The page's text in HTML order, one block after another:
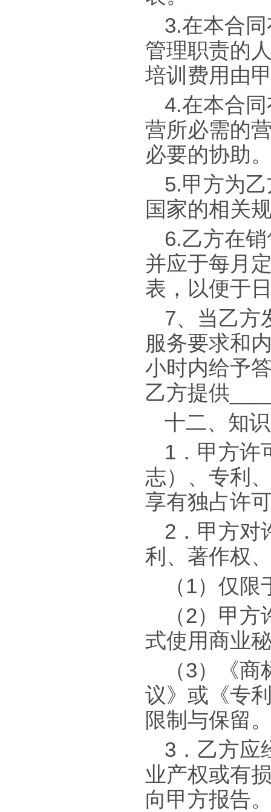
3.在本合
管理职责的
培训费用由
4.在本合
营所必需的
必要的协助
5.甲方为
国家的相关
6.乙方在
并应于每月
表，以便于
7、当乙方
服务要求和
小时内给予
乙方提供
十二、知
1．甲方许
志）、专利
享有独占许
2．甲方对
利、著作权
（1）仅
（2）甲
式使用商业
（3）《
议》或《专
限制与保留
3．乙方应
业产权或有
向甲方报告